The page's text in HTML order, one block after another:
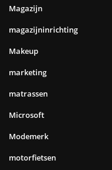
Magazijn
magazijninrichting
Makeup
marketing
matrassen
Microsoft
Modemerk
motorfietsen